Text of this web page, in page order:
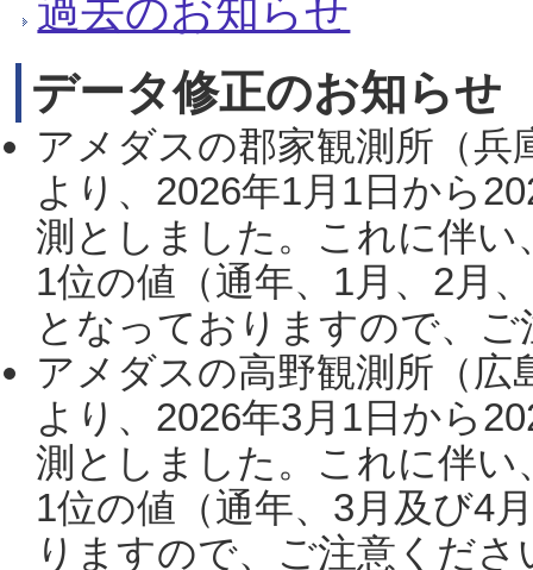
過去のお知らせ
データ修正のお知らせ
アメダスの郡家観測所（
より、2026年1月1日から
測としました。これに伴い
1位の値（通年、1月、2月
となっておりますので、
アメダスの高野観測所（
より、2026年3月1日から
測としました。これに伴い
1位の値（通年、3月及び4
りますので、ご注意くだ